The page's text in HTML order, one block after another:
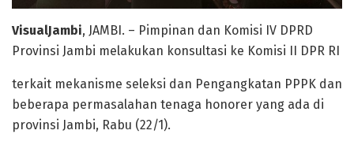
VisualJambi, JAMBI. – Pimpinan dan Komisi IV DPRD
Provinsi Jambi melakukan konsultasi ke Komisi II DPR RI
terkait mekanisme seleksi dan Pengangkatan PPPK dan
beberapa permasalahan tenaga honorer yang ada di
provinsi Jambi, Rabu (22/1).